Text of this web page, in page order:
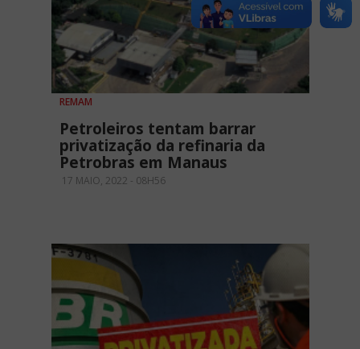
REMAM
Petroleiros tentam barrar
privatização da refinaria da
Petrobras em Manaus
17 MAIO, 2022 - 08H56